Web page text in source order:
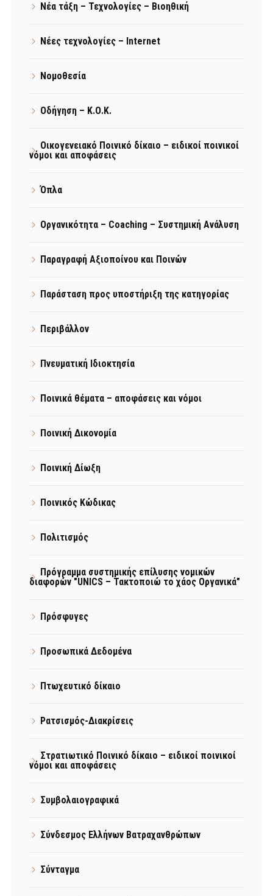
Νέα τάξη – Τεχνολογίες – Βιοηθική
Νέες τεχνολογίες – Internet
Νομοθεσία
Οδήγηση – Κ.Ο.Κ.
Οικογενειακό Ποινικό δίκαιο – ειδικοί ποινικοί
νόμοι και αποφάσεις
Όπλα
Οργανικότητα – Coaching – Συστημική Ανάλυση
Παραγραφή Αξιοποίνου και Ποινών
Παράσταση προς υποστήριξη της κατηγορίας
Περιβάλλον
Πνευματική Ιδιοκτησία
Ποινικά θέματα – αποφάσεις και νόμοι
Ποινική Δικονομία
Ποινική Δίωξη
Ποινικός Κώδικας
Πολιτισμός
Πρόγραμμα συστημικής επίλυσης νομικών
διαφορών "UNICS – Τακτοποιώ το χάος Οργανικά"
Πρόσφυγες
Προσωπικά Δεδομένα
Πτωχευτικό δίκαιο
Ρατσισμός-Διακρίσεις
Στρατιωτικό Ποινικό δίκαιο – ειδικοί ποινικοί
νόμοι και αποφάσεις
Συμβολαιογραφικά
Σύνδεσμος Ελλήνων Βατραχανθρώπων
Σύνταγμα